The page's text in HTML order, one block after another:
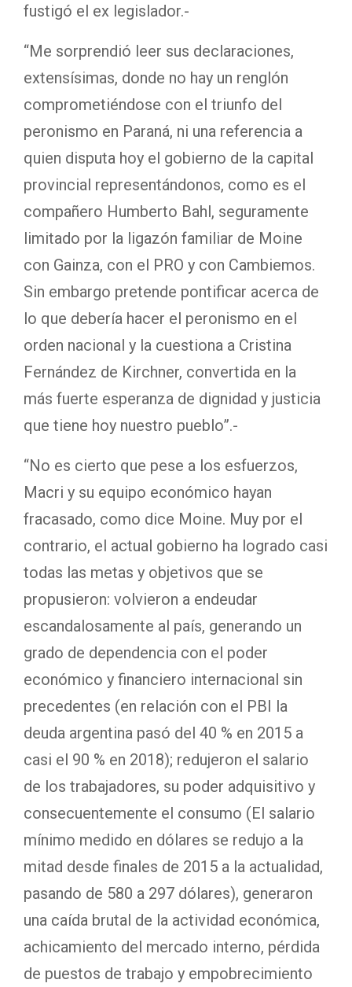
fustigó el ex legislador.-
“Me sorprendió leer sus declaraciones,
extensísimas, donde no hay un renglón
comprometiéndose con el triunfo del
peronismo en Paraná, ni una referencia a
quien disputa hoy el gobierno de la capital
provincial representándonos, como es el
compañero Humberto Bahl, seguramente
limitado por la ligazón familiar de Moine
con Gainza, con el PRO y con Cambiemos.
Sin embargo pretende pontificar acerca de
lo que debería hacer el peronismo en el
orden nacional y la cuestiona a Cristina
Fernández de Kirchner, convertida en la
más fuerte esperanza de dignidad y justicia
que tiene hoy nuestro pueblo”.-
“No es cierto que pese a los esfuerzos,
Macri y su equipo económico hayan
fracasado, como dice Moine. Muy por el
contrario, el actual gobierno ha logrado casi
todas las metas y objetivos que se
propusieron: volvieron a endeudar
escandalosamente al país, generando un
grado de dependencia con el poder
económico y financiero internacional sin
precedentes (en relación con el PBI la
deuda argentina pasó del 40 % en 2015 a
casi el 90 % en 2018); redujeron el salario
de los trabajadores, su poder adquisitivo y
consecuentemente el consumo (El salario
mínimo medido en dólares se redujo a la
mitad desde finales de 2015 a la actualidad,
pasando de 580 a 297 dólares), generaron
una caída brutal de la actividad económica,
achicamiento del mercado interno, pérdida
de puestos de trabajo y empobrecimiento